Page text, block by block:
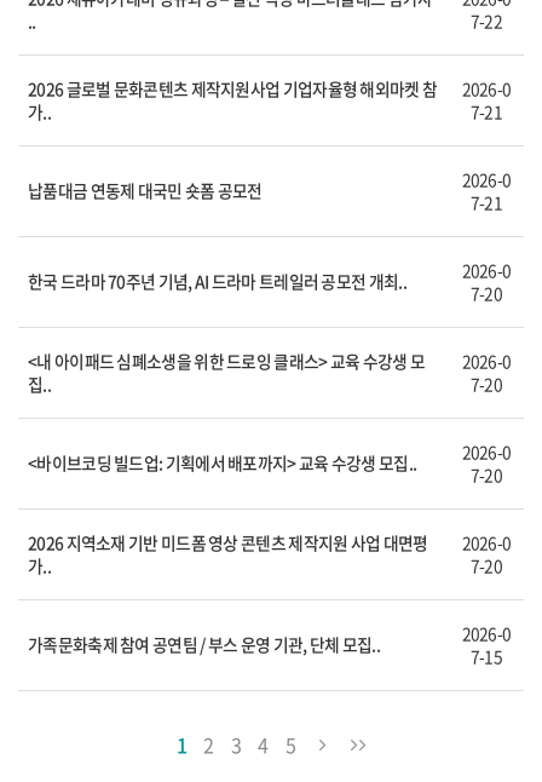
..
7-22
2026 글로벌 문화콘텐츠 제작지원사업 기업자율형 해외마켓 참
가..
2026-0
7-21
납품대금 연동제 대국민 숏폼 공모전
2026-0
7-21
한국 드라마 70주년 기념, AI 드라마 트레일러 공모전 개최..
2026-0
7-20
<내 아이패드 심폐소생을 위한 드로잉 클래스> 교육 수강생 모
집..
2026-0
7-20
<바이브코딩 빌드업: 기획에서 배포까지> 교육 수강생 모집..
2026-0
7-20
2026 지역소재 기반 미드폼 영상 콘텐츠 제작지원 사업 대면평
가..
2026-0
7-20
가족문화축제 참여 공연팀 / 부스 운영 기관, 단체 모집..
2026-0
7-15
1 2 3 4 5